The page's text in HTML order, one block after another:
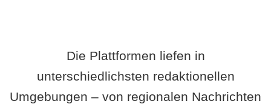
Die Plattformen liefen in
unterschiedlichsten redaktionellen
Umgebungen – von regionalen Nachrichten